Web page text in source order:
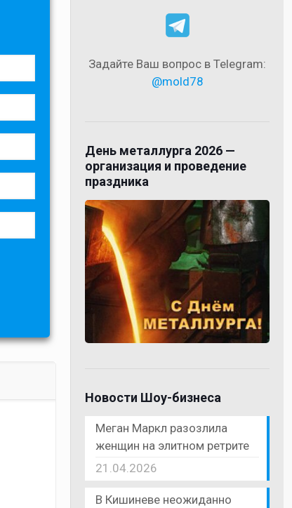
Задайте Ваш вопрос в Telegram:
@mold78
День металлурга 2026 —
организация и проведение
праздника
Новости Шоу-бизнеса
Меган Маркл разозлила
женщин на элитном ретрите
21.04.2026
В Кишиневе неожиданно